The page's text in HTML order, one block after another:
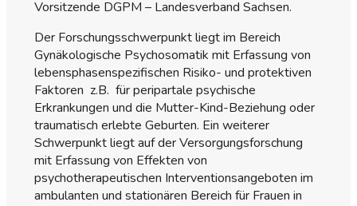
Vorsitzende DGPM – Landesverband Sachsen.
Der Forschungsschwerpunkt liegt im Bereich
Gynäkologische Psychosomatik mit Erfassung von
lebensphasenspezifischen Risiko- und protektiven
Faktoren z.B. für peripartale psychische
Erkrankungen und die Mutter-Kind-Beziehung oder
traumatisch erlebte Geburten. Ein weiterer
Schwerpunkt liegt auf der Versorgungsforschung
mit Erfassung von Effekten von
psychotherapeutischen Interventionsangeboten im
ambulanten und stationären Bereich für Frauen in